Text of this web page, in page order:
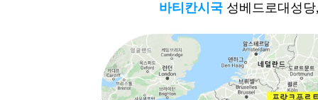
바티칸시국 성베드로대성